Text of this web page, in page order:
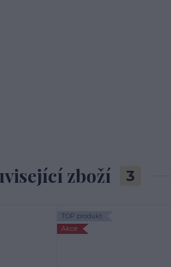
zboží 3
TOP produkt
Akce